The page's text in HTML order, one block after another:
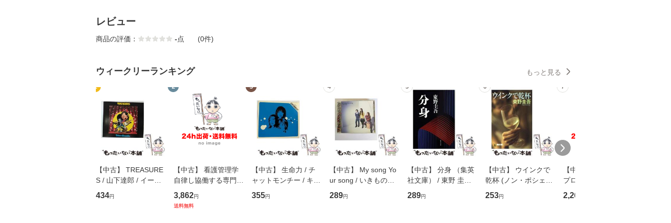
レビュー
商品の評価： -点 (0件)
ウィークリーランキング もっと見る
1
【中古】 TREASURE
S / 山下達郎 / イース
トウエスト・ジャパン
[CD]【メール便送料無
434円
2
【中古】 看護管理学
自律し協働する専門職
の看護マネジメントス
キル 改訂第3版 (看護
3,862円
送料無料
3
【中古】 生命力 / チ
ャットモンチー / キュ
ーンレコード [CD]
【メール便送料無料】
355円
4
【中古】 My song Yo
ur song / いきものが
かり / [CD]【メール便
送料無料】
289円
5
【中古】 分身 （集英
社文庫） / 東野 圭吾 /
集英社 [文庫]【メール
便送料無料】
289円
6
【中古】 ウインクで
乾杯 (ノン・ポシェッ
ト) / 東野圭吾 / 祥伝
社 [文庫]【メール便送
253円
7
【中古】 野ブタ。を
プロデュース [DVD-B
OX] / バップ [DVD]
【メール便送料無料】
2,266